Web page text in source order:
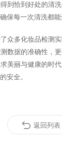
到恰到好处的清
保每一次清洗都能
众多化妆品检测
数据的准确性，
美丽与健康的时
安全。
返回列表